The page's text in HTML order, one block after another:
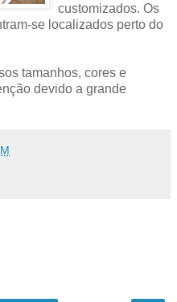
customizados. Os
se localizados perto do
tamanhos, cores e
devido a grande